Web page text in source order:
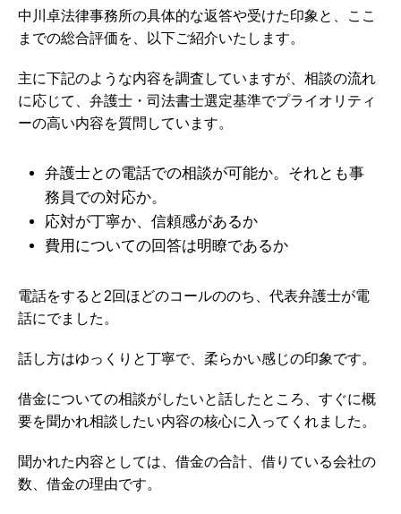
中川卓法律事務所の具体的な返答や受けた印象と、ここ
までの総合評価を、以下ご紹介いたします。
主に下記のような内容を調査していますが、 相談の流れ
に応じて、弁護士・司法書士選定基準でプライオリティ
ーの高い内容を質問しています。
弁護士との電話での相談が可能か。それとも事
務員での対応か。
応対が丁寧か、信頼感があるか
費用についての回答は明瞭であるか
電話をすると2回ほどのコールののち、代表弁護士が電
話にでました。
話し方はゆっくりと丁寧で、柔らかい感じの印象です。
借金についての相談がしたいと話したところ、すぐに概
要を聞かれ相談したい内容の核心に入ってくれました。
聞かれた内容としては、借金の合計、借りている会社の
数、借金の理由です。